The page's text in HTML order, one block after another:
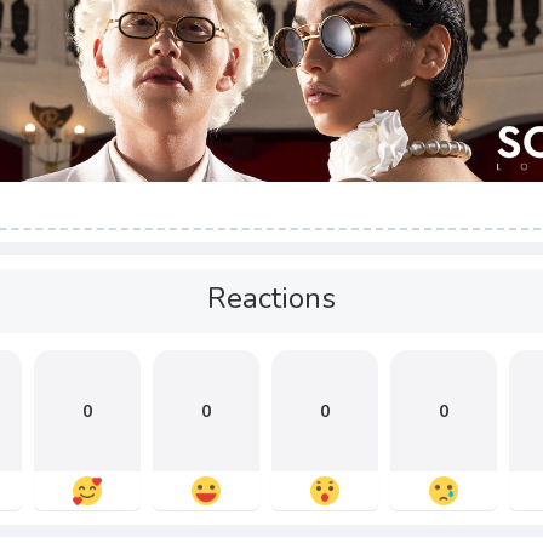
Reactions
0 0 0 0